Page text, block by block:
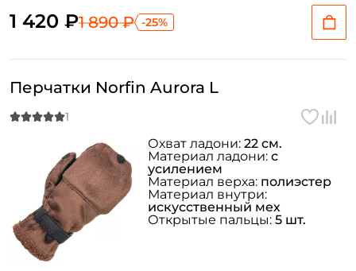
1 420 ₽1 890 ₽ -25%
Перчатки Norfin Aurora L
Охват ладони: 22 см.
Материал ладони: с
усилением
Материал верха: полиэстер
Материал внутри:
искусственный мех
Открытые пальцы: 5 шт.